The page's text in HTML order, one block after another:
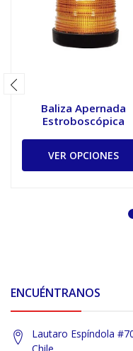
Baliza Apernada
Estroboscópica
VER OPCIONES
ENCUÉNTRANOS
Lautaro Espíndola